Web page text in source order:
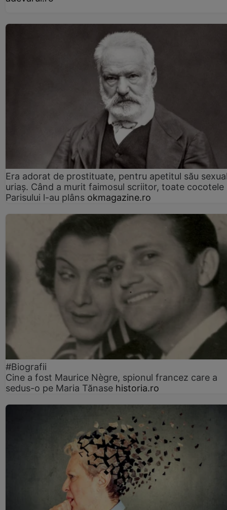
Era adorat de prostituate, pentru apetitul său
uriaș. Când a murit faimosul scriitor, toate cocotele
Parisului l-au plâns okmagazine.ro
#Biografii
Cine a fost Maurice Nègre, spionul francez care a
sedus-o pe Maria Tănase historia.ro